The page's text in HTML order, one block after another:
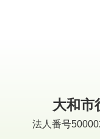
大和市
法人番号